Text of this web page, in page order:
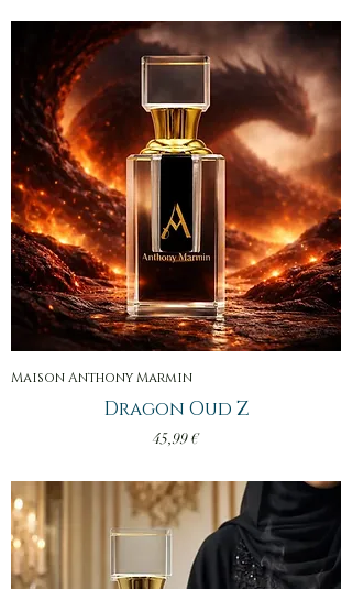
Maison Anthony Marmin
Dragon Oud Z
Prix
45,99 €